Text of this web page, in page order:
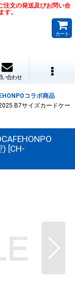
注文の発送及びお問い合
す。
カート
い合わせ
コラボ商品
B7サイズカードケー
) [CH-